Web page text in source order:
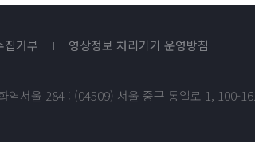
집거부
영상정보 처리기기 운영방침
서울 284 : (04509) 서울 중구 통일로 1, 100-